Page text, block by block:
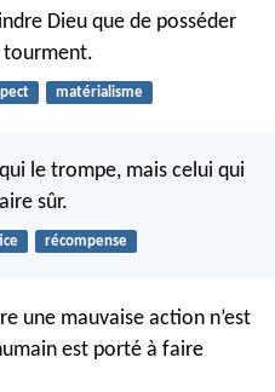
Dieu que de posséder
tourment.
matérialisme
le trompe, mais celui qui
sûr.
récompense
une mauvaise action n’est
est porté à faire